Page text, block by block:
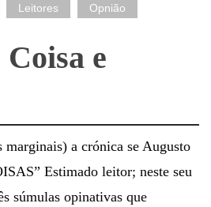
Leitores Opnião
e
a crónica se Augusto
Estimado leitor; neste seu
súmulas opinativas que